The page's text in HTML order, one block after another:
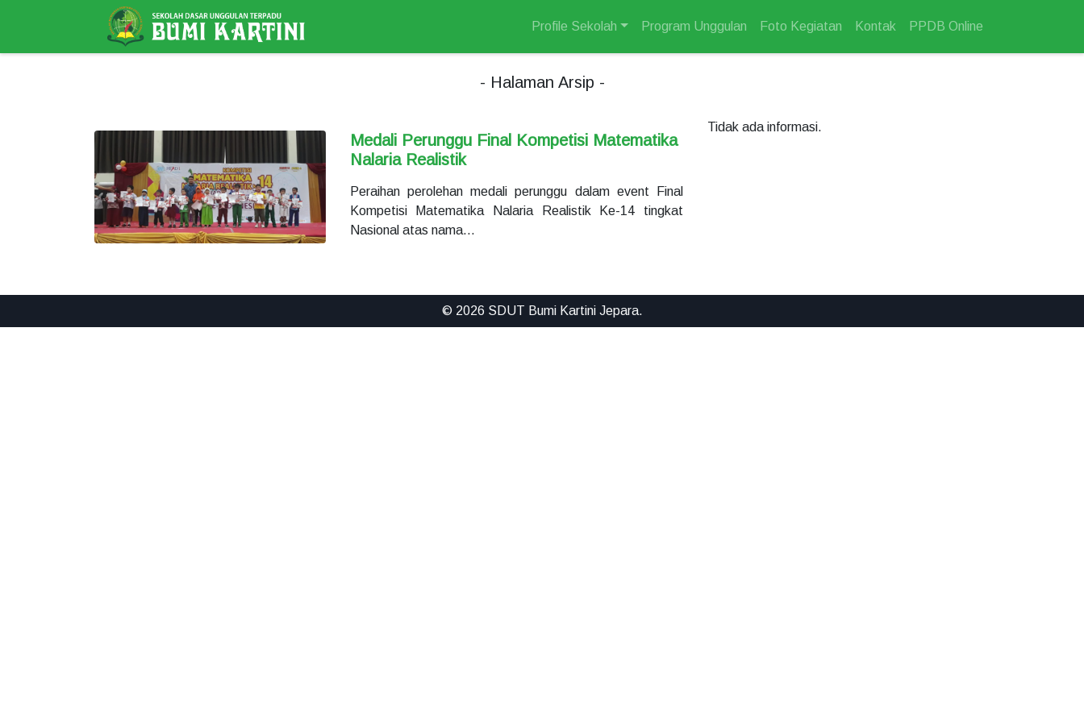
Profile Sekolah Program Unggulan Foto Kegiatan Kontak PPDB Online
- Halaman Arsip -
Medali Perunggu Final Kompetisi Matematika
Nalaria Realistik
Peraihan perolehan medali perunggu dalam event Final
Kompetisi Matematika Nalaria Realistik Ke-14 tingkat
Nasional atas nama…
Tidak ada informasi.
© 2026 SDUT Bumi Kartini Jepara.